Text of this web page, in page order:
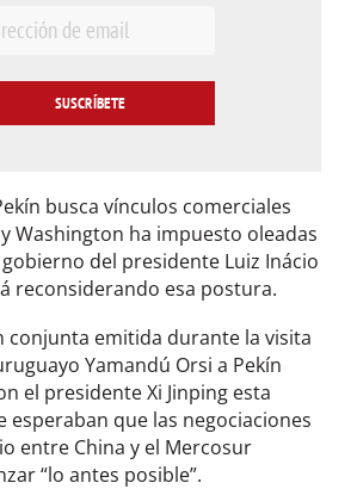
busca vínculos comerciales
Washington ha impuesto oleadas
del presidente Luiz Inácio
reconsiderando esa postura.
conjunta emitida durante la visita
Yamandú Orsi a Pekín
el presidente Xi Jinping esta
esperaban que las negociaciones
entre China y el Mercosur
“lo antes posible”.